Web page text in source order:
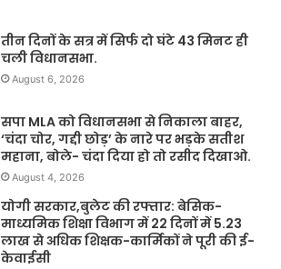
तीन दिनों के सत्र में सिर्फ दो घंटे 43 मिनट ही
चली विधानसभा.
August 6, 2026
सपा MLA को विधानसभा से निकाला बाहर,
‘चंदा चोर, गद्दी छोड़’ के नारे पर भड़के सतीश
महाना, बोले- चंदा दिया हो तो रसीद दिखाओ.
August 4, 2026
योगी सरकार,बुलेट की रफ्तार: बेसिक-
माध्यमिक शिक्षा विभाग में 22 दिनों में 5.23
लाख से अधिक शिक्षक-कार्मिकों ने पूरी की ई-
केवाईसी